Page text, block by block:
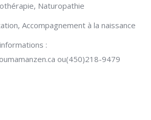
Naturopathie
Accompagnement à la naissance
:
ou(450)218-9479